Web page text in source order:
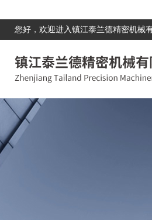
您好，欢迎进入镇江泰兰德精密机械